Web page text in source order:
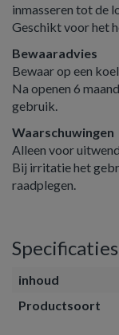
inmasseren tot de
Geschikt voor het
Bewaaradvies
Bewaar op een
Na openen 6
gebruik.
Waarschuwingen
Alleen voor
Bij irritatie het
raadplegen.
Specificaties
inhoud
Productsoort